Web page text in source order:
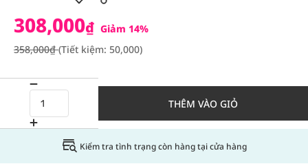
308,000₫ Giảm 14%
358,000₫(Tiết kiệm: 50,000)
THÊM VÀO GIỎ
Kiểm tra tình trạng còn hàng tại cửa hàng